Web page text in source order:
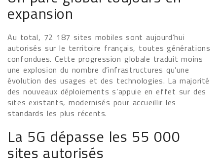
expansion
Au total, 72 187 sites mobiles sont aujourd’hui
autorisés sur le territoire français, toutes générations
confondues. Cette progression globale traduit moins
une explosion du nombre d’infrastructures qu’une
évolution des usages et des technologies. La majorité
des nouveaux déploiements s’appuie en effet sur des
sites existants, modernisés pour accueillir les
standards les plus récents.
La 5G dépasse les 55 000
sites autorisés